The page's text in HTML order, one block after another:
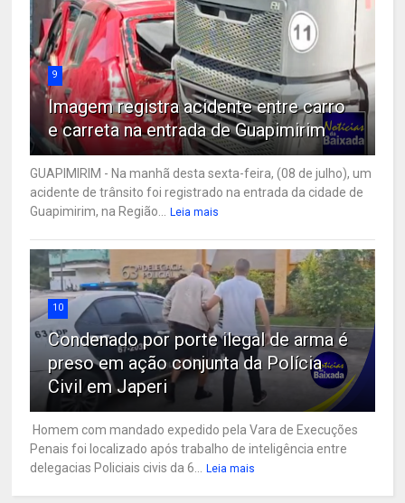
9
Imagem registra acidente entre carro
e carreta na entrada de Guapimirim
GUAPIMIRIM - Na manhã desta sexta-feira, (08 de julho), um
acidente de trânsito foi registrado na entrada da cidade de
Guapimirim, na Região...
Leia mais
10
Condenado por porte ilegal de arma é
preso em ação conjunta da Polícia
Civil em Japeri
Homem com mandado expedido pela Vara de Execuções
Penais foi localizado após trabalho de inteligência entre
delegacias Policiais civis da 6...
Leia mais